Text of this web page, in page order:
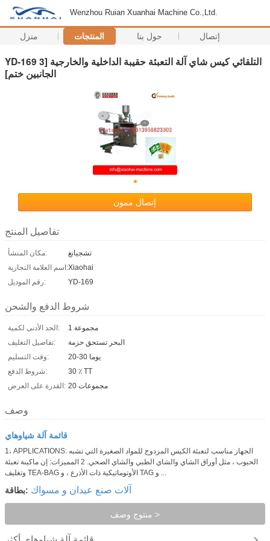
Wenzhou Ruian Xuanhai Machine Co.,Ltd.
منزل المنتجات حول بنا إتصال
YD-169 التلقائي كيس شاي آلة التعبئة حقيبة الداخلية والخارجية [3
الجانبين ختم]
إتصال ممون
تفاصيل المنتج
مكان المنشأ:
تشجيانغ
اسم العلامة التجارية:Xiaohai
رقم الموديل:
YD-169
شروط الدفع والشحن
الحد الأدنى لكمية:
1 مجموعة
تفاصيل التغليف:
البحر تستحق حزمة
وقت التسليم:
20-30 يوما
شروط الدفع:
30 ٪ TT
القدرة على العرض:
مجموعات 20
وصف
قائمة آلة شياوهاي
1، APPLICATIONS: الجهاز مناسب لتعبئة الكيس المزدوج للمواد الصغيرة التي تشبه
الحبوب ، مثل أوراق الشاي والشاي الطبي والشاي الصحي. 2 المميزات: إن ماكينة تعبئة
وتغليف TEA-BAG الأوتوماتيكية ذات الأذرع ، و TAG و ...
بطاقة: آلات صنع عيدان و مسواك
منتوج وصف >